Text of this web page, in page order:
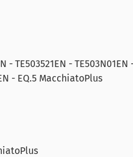
- TE503521EN -
- EQ.5 MacchiatoPlus